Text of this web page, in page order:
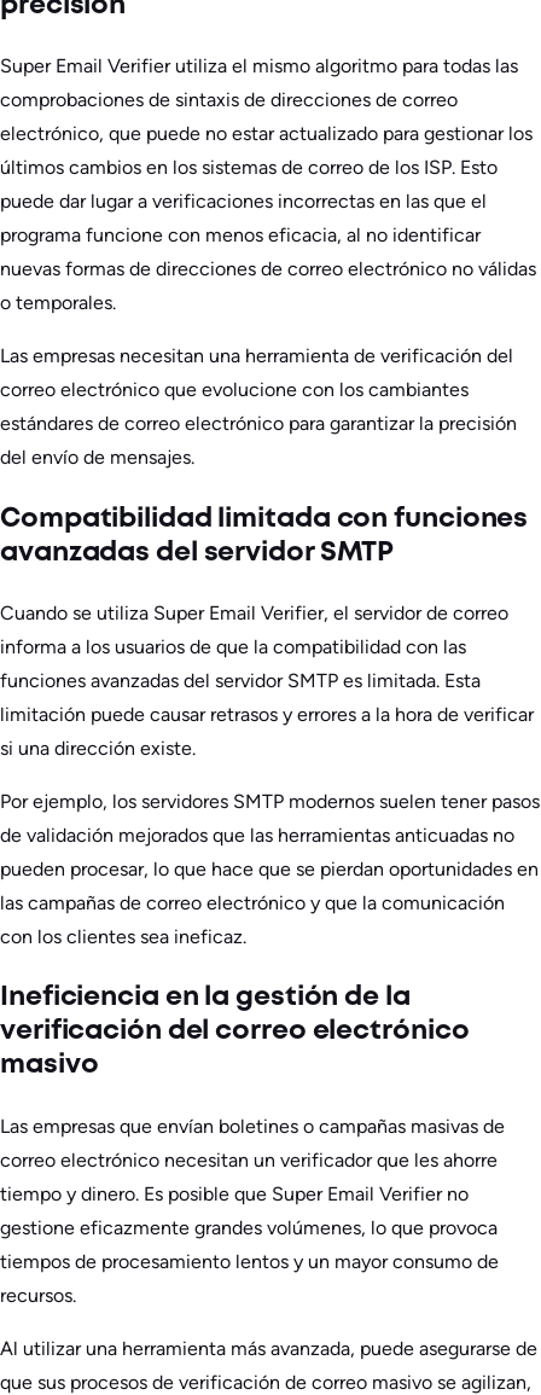
precisión
Super Email Verifier utiliza el mismo algoritmo para todas las
comprobaciones de sintaxis de direcciones de correo
electrónico, que puede no estar actualizado para gestionar los
últimos cambios en los sistemas de correo de los ISP. Esto
puede dar lugar a verificaciones incorrectas en las que el
programa funcione con menos eficacia, al no identificar
nuevas formas de direcciones de correo electrónico no válidas
o temporales.
Las empresas necesitan una herramienta de verificación del
correo electrónico que evolucione con los cambiantes
estándares de correo electrónico para garantizar la precisión
del envío de mensajes.
Compatibilidad limitada con funciones
avanzadas del servidor SMTP
Cuando se utiliza Super Email Verifier, el servidor de correo
informa a los usuarios de que la compatibilidad con las
funciones avanzadas del servidor SMTP es limitada. Esta
limitación puede causar retrasos y errores a la hora de verificar
si una dirección existe.
Por ejemplo, los servidores SMTP modernos suelen tener pasos
de validación mejorados que las herramientas anticuadas no
pueden procesar, lo que hace que se pierdan oportunidades en
las campañas de correo electrónico y que la comunicación
con los clientes sea ineficaz.
Ineficiencia en la gestión de la
verificación del correo electrónico
masivo
Las empresas que envían boletines o campañas masivas de
correo electrónico necesitan un verificador que les ahorre
tiempo y dinero. Es posible que Super Email Verifier no
gestione eficazmente grandes volúmenes, lo que provoca
tiempos de procesamiento lentos y un mayor consumo de
recursos.
Al utilizar una herramienta más avanzada, puede asegurarse de
que sus procesos de verificación de correo masivo se agilizan,